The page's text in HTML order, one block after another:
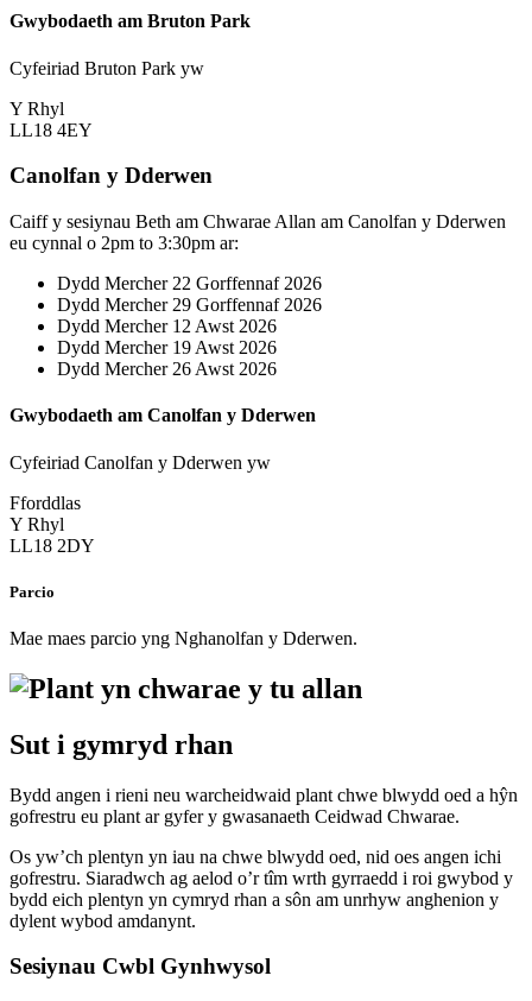
Gwybodaeth am Bruton Park
Cyfeiriad Bruton Park yw
Y Rhyl
LL18 4EY
Canolfan y Dderwen
Caiff y sesiynau Beth am Chwarae Allan am Canolfan y Dderwen
eu cynnal o 2pm to 3:30pm ar:
Dydd Mercher 22 Gorffennaf 2026
Dydd Mercher 29 Gorffennaf 2026
Dydd Mercher 12 Awst 2026
Dydd Mercher 19 Awst 2026
Dydd Mercher 26 Awst 2026
Gwybodaeth am Canolfan y Dderwen
Cyfeiriad Canolfan y Dderwen yw
Fforddlas
Y Rhyl
LL18 2DY
Parcio
Mae maes parcio yng Nghanolfan y Dderwen.
Sut i gymryd rhan
Bydd angen i rieni neu warcheidwaid plant chwe blwydd oed a hŷn
gofrestru eu plant ar gyfer y gwasanaeth Ceidwad Chwarae.
Os yw’ch plentyn yn iau na chwe blwydd oed, nid oes angen ichi
gofrestru. Siaradwch ag aelod o’r tîm wrth gyrraedd i roi gwybod y
bydd eich plentyn yn cymryd rhan a sôn am unrhyw anghenion y
dylent wybod amdanynt.
Sesiynau Cwbl Gynhwysol